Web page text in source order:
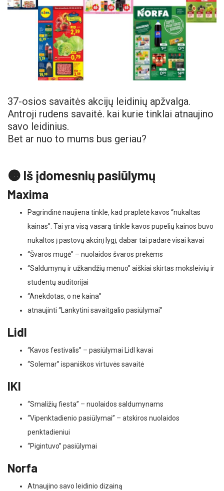
37-osios savaitės akcijų leidinių apžvalga.
Antroji rudens savaitė. kai kurie tinklai atnaujino
savo leidinius.
Bet ar nuo to mums bus geriau?
🟠 Iš įdomesnių pasiūlymų
Maxima
Pagrindinė naujiena tinkle, kad praplėtė kavos “nukaltas
kainas”. Tai yra visą vasarą tinkle kavos pupelių kainos buvo
nukaltos į pastovų akcinį lygį, dabar tai padarė visai kavai
“Švaros mugė” – nuolaidos švaros prekėms
“Saldumynų ir užkandžių mėnuo” aiškiai skirtas moksleivių ir
studentų auditorijai
“Anekdotas, o ne kaina”
atnaujinti “Lankytini savaitgalio pasiūlymai”
Lidl
“Kavos festivalis” – pasiūlymai Lidl kavai
“Solemar” ispaniškos virtuvės savaitė
IKI
“Smaližių fiesta” – nuolaidos saldumynams
“Vipenktadienio pasiūlymai” – atskiros nuolaidos
penktadieniui
“Pigintuvo” pasiūlymai
Norfa
Atnaujino savo leidinio dizainą